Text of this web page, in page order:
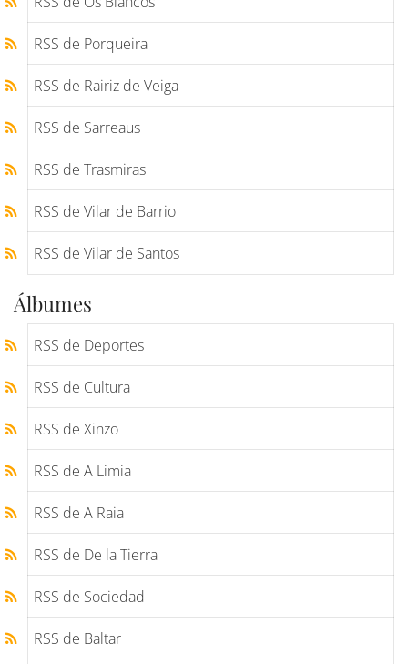
RSS de Porqueira
RSS de Rairiz de Veiga
RSS de Sarreaus
RSS de Trasmiras
RSS de Vilar de Barrio
RSS de Vilar de Santos
Álbumes
RSS de Deportes
RSS de Cultura
RSS de Xinzo
RSS de A Limia
RSS de A Raia
RSS de De la Tierra
RSS de Sociedad
RSS de Baltar